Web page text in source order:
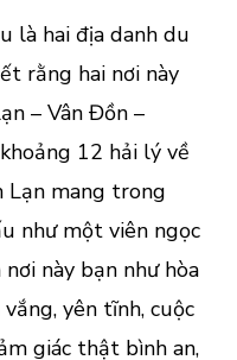
là hai địa danh du
rằng hai nơi này
– Vân Đồn –
12 hải lý về
Lạn mang trong
như một viên ngọc
này bạn như hòa
yên tĩnh, cuộc
giác thật bình an,